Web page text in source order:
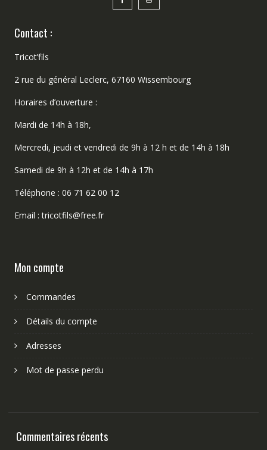
Contact :
Tricot’fils
2 rue du général Leclerc, 67160 Wissembourg
Horaires d’ouverture :
Mardi de 14h à 18h,
Mercredi, jeudi et vendredi de 9h à 12 h et de 14h à 18h
Samedi de 9h à 12h et de 14h à 17h
Téléphone : 06 71 62 00 12
Email : tricotfils@free.fr
Mon compte
Commandes
Détails du compte
Adresses
Mot de passe perdu
Commentaires récents